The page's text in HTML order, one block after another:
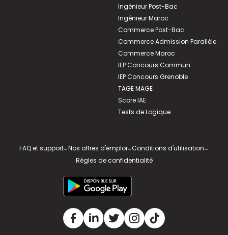
Ingénieur Post-Bac
Ingénieur Maroc
Commerce Post-Bac
Commerce Admission Parallèle
Commerce Maroc
IEP Concours Commun
IEP Concours Grenoble
TAGE MAGE
Score IAE
Tests de Logique
FAQ et support-Nos offres d'emploi-Conditions d'utilisation-
Règles de confidentialité